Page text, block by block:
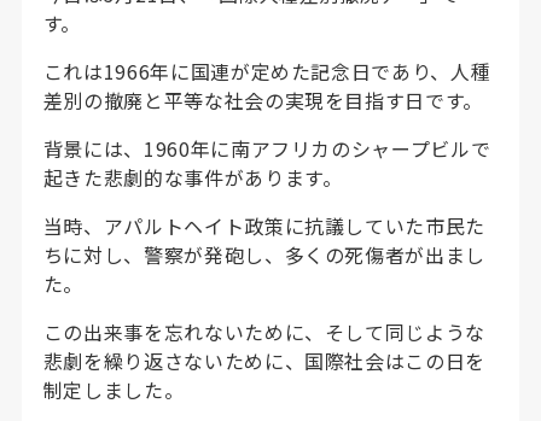
す。
これは1966年に国連が定めた記念日であり、人種
差別の撤廃と平等な社会の実現を目指す日です。
背景には、1960年に南アフリカのシャープビルで
起きた悲劇的な事件があります。
当時、アパルトヘイト政策に抗議していた市民た
ちに対し、警察が発砲し、多くの死傷者が出まし
た。
この出来事を忘れないために、そして同じような
悲劇を繰り返さないために、国際社会はこの日を
制定しました。